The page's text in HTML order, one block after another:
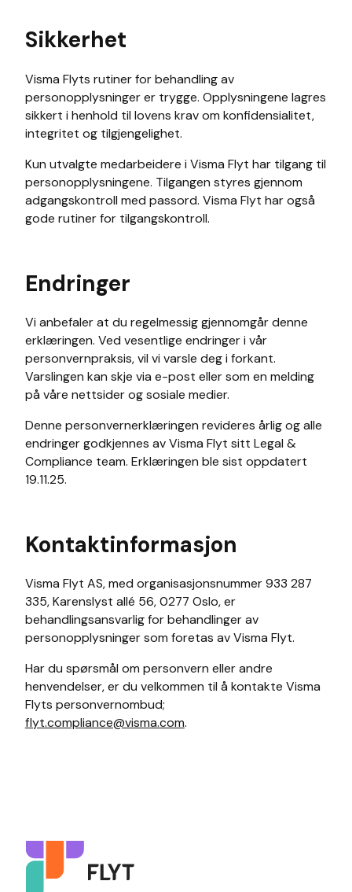
Sikkerhet
Visma Flyts rutiner for behandling av
personopplysninger er trygge. Opplysningene lagres
sikkert i henhold til lovens krav om konfidensialitet,
integritet og tilgjengelighet.
Kun utvalgte medarbeidere i Visma Flyt har tilgang til
personopplysningene. Tilgangen styres gjennom
adgangskontroll med passord. Visma Flyt har også
gode rutiner for tilgangskontroll.
Endringer
Vi anbefaler at du regelmessig gjennomgår denne
erklæringen. Ved vesentlige endringer i vår
personvernpraksis, vil vi varsle deg i forkant.
Varslingen kan skje via e-post eller som en melding
på våre nettsider og sosiale medier.
Denne personvernerklæringen revideres årlig og alle
endringer godkjennes av Visma Flyt sitt Legal &
Compliance team. Erklæringen ble sist oppdatert
19.11.25.
Kontaktinformasjon
Visma Flyt AS, med organisasjonsnummer 933 287
335, Karenslyst allé 56, 0277 Oslo, er
behandlingsansvarlig for behandlinger av
personopplysninger som foretas av Visma Flyt.
Har du spørsmål om personvern eller andre
henvendelser, er du velkommen til å kontakte Visma
Flyts personvernombud;
flyt.compliance@visma.com.